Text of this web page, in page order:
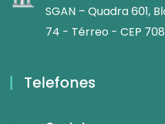
SGAN – Quadra 601,
74 - Térreo - CEP
Telefones